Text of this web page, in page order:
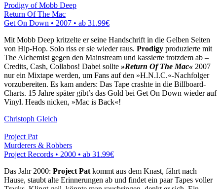
Prodigy of Mobb Deep
Return Of The Mac
Get On Down • 2007 • ab 31.99€
Mit Mobb Deep kritzelte er seine Handschrift in die Gelben Seiten
von Hip-Hop. Solo riss er sie wieder raus. Prodigy produzierte mit
The Alchemist gegen den Mainstream und kassierte trotzdem ab –
Credits, Cash, Collabos! Dabei sollte »Return Of The Mac« 2007
nur ein Mixtape werden, um Fans auf den »H.N.I.C.«-Nachfolger
vorzubereiten. Es kam anders: Das Tape crashte in die Billboard-
Charts. 15 Jahre später gibt’s das Gold bei Get On Down wieder auf
Vinyl. Heads nicken, »Mac is Back«!
Christoph Gleich
Project Pat
Murderers & Robbers
Project Records • 2000 • ab 31.99€
Das Jahr 2000: Project Pat kommt aus dem Knast, fährt nach
Hause, staubt alte Erinnerungen ab und findet ein paar Tapes voller